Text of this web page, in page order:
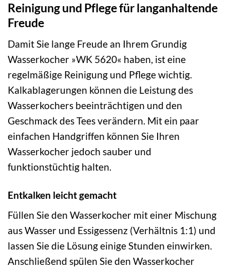
Reinigung und Pflege für langanhaltende
Freude
Damit Sie lange Freude an Ihrem Grundig
Wasserkocher »WK 5620« haben, ist eine
regelmäßige Reinigung und Pflege wichtig.
Kalkablagerungen können die Leistung des
Wasserkochers beeinträchtigen und den
Geschmack des Tees verändern. Mit ein paar
einfachen Handgriffen können Sie Ihren
Wasserkocher jedoch sauber und
funktionstüchtig halten.
Entkalken leicht gemacht
Füllen Sie den Wasserkocher mit einer Mischung
aus Wasser und Essigessenz (Verhältnis 1:1) und
lassen Sie die Lösung einige Stunden einwirken.
Anschließend spülen Sie den Wasserkocher